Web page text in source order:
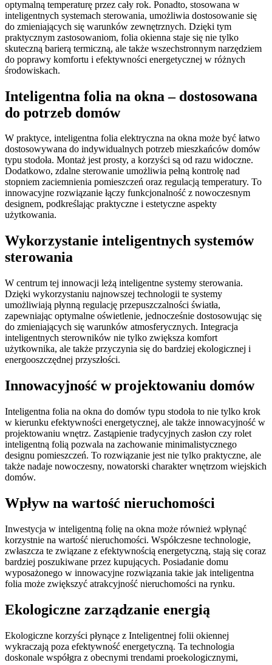
optymalną temperaturę przez cały rok. Ponadto, stosowana w
inteligentnych systemach sterowania, umożliwia dostosowanie się
do zmieniających się warunków zewnętrznych. Dzięki tym
praktycznym zastosowaniom, folia okienna staje się nie tylko
skuteczną barierą termiczną, ale także wszechstronnym narzędziem
do poprawy komfortu i efektywności energetycznej w różnych
środowiskach.
Inteligentna folia na okna – dostosowana
do potrzeb domów
W praktyce, inteligentna folia elektryczna na okna może być łatwo
dostosowywana do indywidualnych potrzeb mieszkańców domów
typu stodoła. Montaż jest prosty, a korzyści są od razu widoczne.
Dodatkowo, zdalne sterowanie umożliwia pełną kontrolę nad
stopniem zaciemnienia pomieszczeń oraz regulacją temperatury. To
innowacyjne rozwiązanie łączy funkcjonalność z nowoczesnym
designem, podkreślając praktyczne i estetyczne aspekty
użytkowania.
Wykorzystanie inteligentnych systemów
sterowania
W centrum tej innowacji leżą inteligentne systemy sterowania.
Dzięki wykorzystaniu najnowszej technologii te systemy
umożliwiają płynną regulację przepuszczalności światła,
zapewniając optymalne oświetlenie, jednocześnie dostosowując się
do zmieniających się warunków atmosferycznych. Integracja
inteligentnych sterowników nie tylko zwiększa komfort
użytkownika, ale także przyczynia się do bardziej ekologicznej i
energooszczędnej przyszłości.
Innowacyjność w projektowaniu domów
Inteligentna folia na okna do domów typu stodoła to nie tylko krok
w kierunku efektywności energetycznej, ale także innowacyjność w
projektowaniu wnętrz. Zastąpienie tradycyjnych zasłon czy rolet
inteligentną folią pozwala na zachowanie minimalistycznego
designu pomieszczeń. To rozwiązanie jest nie tylko praktyczne, ale
także nadaje nowoczesny, nowatorski charakter wnętrzom wiejskich
domów.
Wpływ na wartość nieruchomości
Inwestycja w inteligentną folię na okna może również wpłynąć
korzystnie na wartość nieruchomości. Współczesne technologie,
zwłaszcza te związane z efektywnością energetyczną, stają się coraz
bardziej poszukiwane przez kupujących. Posiadanie domu
wyposażonego w innowacyjne rozwiązania takie jak inteligentna
folia może zwiększyć atrakcyjność nieruchomości na rynku.
Ekologiczne zarządzanie energią
Ekologiczne korzyści płynące z Inteligentnej folii okiennej
wykraczają poza efektywność energetyczną. Ta technologia
doskonale współgra z obecnymi trendami proekologicznymi,